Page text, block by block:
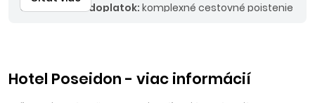
Odporúčaný doplatok: komplexné cestovné poistenie
polpenzia 320 EUR/osoba, 12x polpenzia 425 EUR/ osoba,
Hotel Poseidon - viac informácií